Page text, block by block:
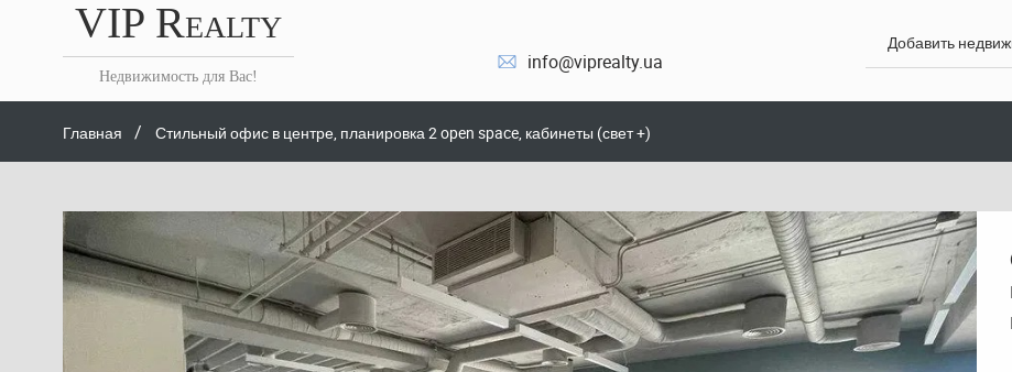
VIP Realty
Недвижимость для Вас!
info@viprealty.ua
Добавить
Главная / Стильный офис в центре, планировка 2 open space, кабинеты (свет +)